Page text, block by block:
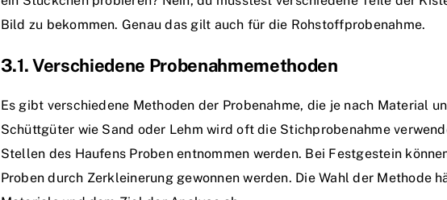
Bild zu bekommen. Genau das gilt auch für die Rohstoffprobenahme.
3.1. Verschiedene Probenahmemethoden
Es gibt verschiedene Methoden der Probenahme, die je nach Material
Schüttgüter wie Sand oder Lehm wird oft die Stichprobenahme
Stellen des Haufens Proben entnommen werden. Bei Festgestein
Proben durch Zerkleinerung gewonnen werden. Die Wahl der Methode